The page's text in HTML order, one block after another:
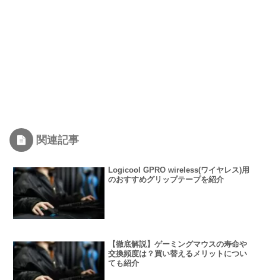
関連記事
Logicool GPRO wireless(ワイヤレス)用
のおすすめグリップテープを紹介
【徹底解説】ゲーミングマウスの寿命や
交換頻度は？買い替えるメリットについ
ても紹介